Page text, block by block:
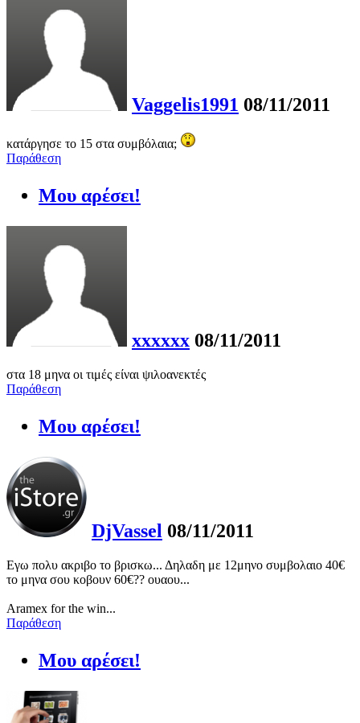
Vaggelis1991 08/11/2011
κατάργησε το 15 στα συμβόλαια;
Παράθεση
Μου αρέσει!
xxxxxx 08/11/2011
στα 18 μηνα οι τιμές είναι ψιλοανεκτές
Παράθεση
Μου αρέσει!
DjVassel 08/11/2011
Εγω πολυ ακριβο το βρισκω... Δηλαδη με 12μηνο συμβολαιο 40€
το μηνα σου κοβουν 60€?? ουαου...
Aramex for the win...
Παράθεση
Μου αρέσει!